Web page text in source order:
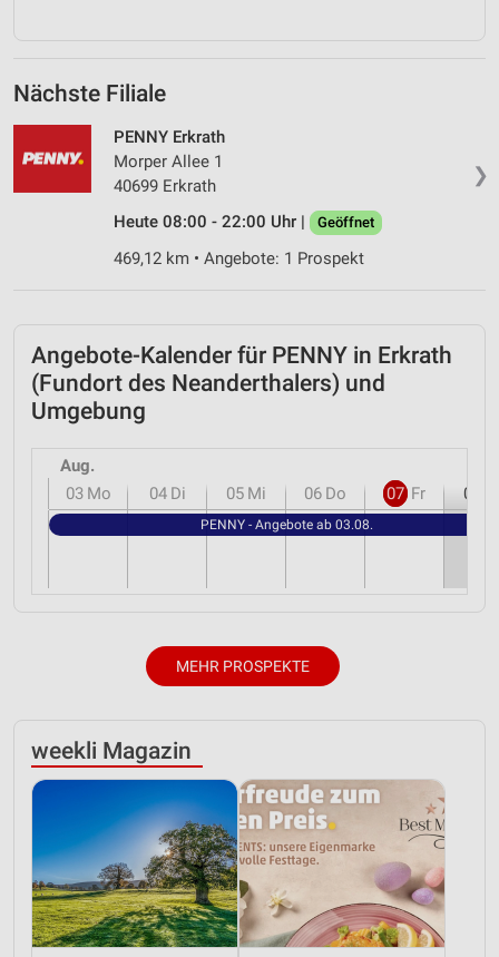
Nächste Filiale
❯
PENNY Erkrath
Morper Allee 1
40699 Erkrath
Heute 08:00 - 22:00 Uhr |
Geöffnet
469,12 km • Angebote: 1 Prospekt
Angebote-Kalender für PENNY in Erkrath
(Fundort des Neanderthalers) und
Umgebung
Aug.
03 Mo 04 Di 05 Mi 06 Do 07 Fr 08
PENNY - Angebote ab 03.08.
MEHR PROSPEKTE
weekli Magazin